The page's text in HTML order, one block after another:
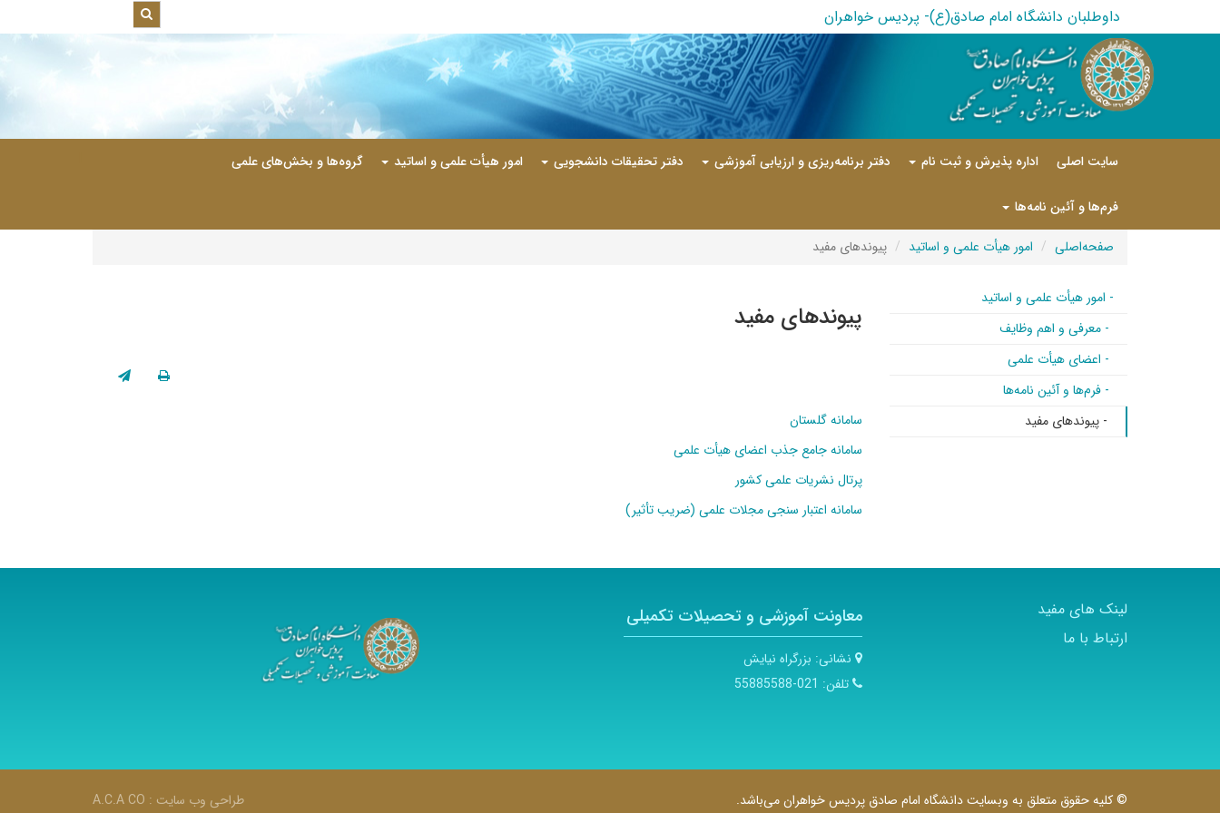
داوطلبان دانشگاه امام صادق(ع)- پردیس خواهران
سایت اصلی اداره پذیرش و ثبت نام دفتر برنامه‌ریزی و ارزیابی آموزشی دفتر تحقیقات دانشجویی امور هیأت علمی و اساتید گروه‌ها و بخش‌های علمی
فرم‌ها و آئین نامه‌ها
صفحه‌اصلی امور هیأت علمی و اساتید پیوندهای مفید
پیوندهای مفید
سامانه گلستان
سامانه جامع جذب اعضای هیأت علمی
پرتال نشریات علمی کشور
سامانه اعتبار سنجیمجلات علمی (ضریب تأثیر)
- امور هیأت علمی و اساتید
- معرفی و اهم وظایف
- اعضای هیأت علمی
- فرم‌ها و آئین نامه‌ها
- پیوندهای مفید
لینک های مفید
ارتباط با ما
معاونت آموزشی و تحصیلات تکمیلی
نشانی: بزرگراه نیایش
تلفن: 021-55885588
© کلیه حقوق متعلق به وبسایت دانشگاه امام صادق پردیس خواهران می‌باشد. طراحی وب سایت : A.C.A CO